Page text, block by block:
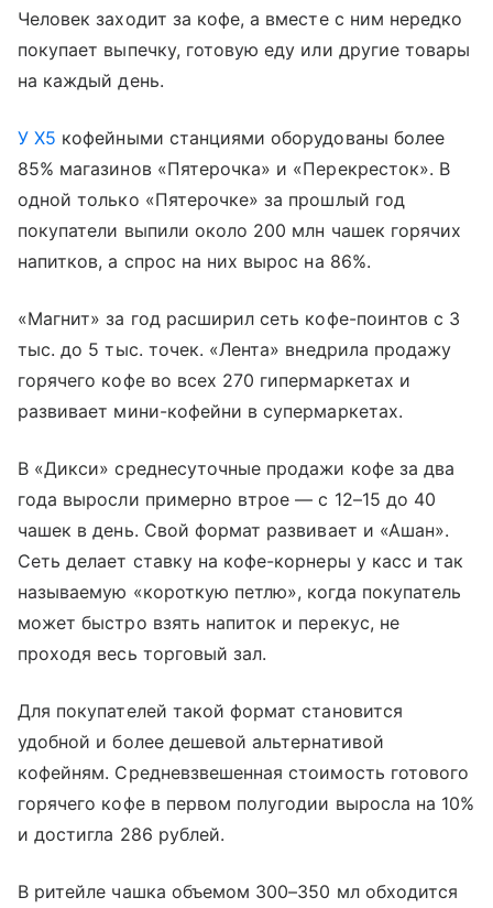
Человек заходит за кофе, а вместе с ним нередко
покупает выпечку, готовую еду или другие товары
на каждый день.
У X5 кофейными станциями оборудованы более
85% магазинов «Пятерочка» и «Перекресток». В
одной только «Пятерочке» за прошлый год
покупатели выпили около 200 млн чашек горячих
напитков, а спрос на них вырос на 86%.
«Магнит» за год расширил сеть кофе-поинтов с 3
тыс. до 5 тыс. точек. «Лента» внедрила продажу
горячего кофе во всех 270 гипермаркетах и
развивает мини-кофейни в супермаркетах.
В «Дикси» среднесуточные продажи кофе за два
года выросли примерно втрое — с 12–15 до 40
чашек в день. Свой формат развивает и «Ашан».
Сеть делает ставку на кофе-корнеры у касс и так
называемую «короткую петлю», когда покупатель
может быстро взять напиток и перекус, не
проходя весь торговый зал.
Для покупателей такой формат становится
удобной и более дешевой альтернативой
кофейням. Средневзвешенная стоимость готового
горячего кофе в первом полугодии выросла на 10%
и достигла 286 рублей.
В ритейле чашка объемом 300–350 мл обходится